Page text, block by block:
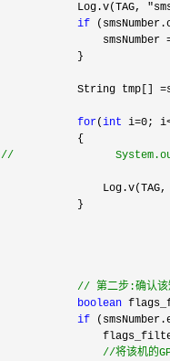
            Log.v(TAG,
if
                smsNumber
            }
            String tmp[]
for(int i=0;
//
                Log.v(TAG,
            }
// 第二步:确认
boolean
if
//将该机的